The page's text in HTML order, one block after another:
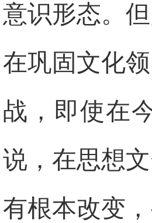
意识形态。
在巩固文化
战，即使在
说，在思想
有根本改变